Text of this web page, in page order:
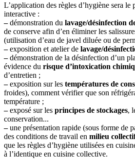
L’application des règles d’hygiène sera le
interactive :
–démonstration du lavage/désinfection
de conserve afin d’en éliminer les
(utilisation d’eau de javel diluée ou de
–exposition et atelier de lavage/
–démonstration de la désinfection d’un
évidence du risque d’intoxication
d’entretien ;
–exposition sur les températures de
froides), comment vérifier que son
température ;
–exposé sur les principes de stockages,
conservation...
–une présentation rapide (sous forme de
des conditions de travail en milieu
que les règles d’hygiène utilisées en
à l’identique en cuisine collective.